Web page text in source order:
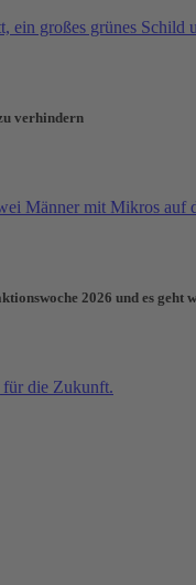
verhindern
2026 und es geht